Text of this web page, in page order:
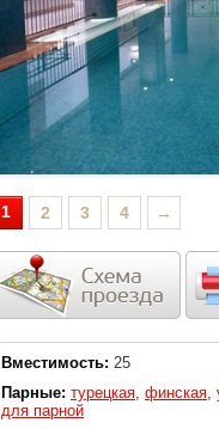
1 2 3 4 →
Вместимость: 25
Парные: турецкая, финская,
для парной